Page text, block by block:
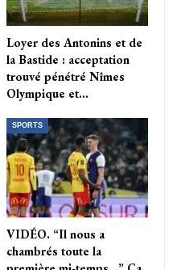
Loyer des Antonins et de
la Bastide : acceptation
trouvé pénétré Nîmes
Olympique et…
SPORTS
VIDÉO. “Il nous a
chambrés toute la